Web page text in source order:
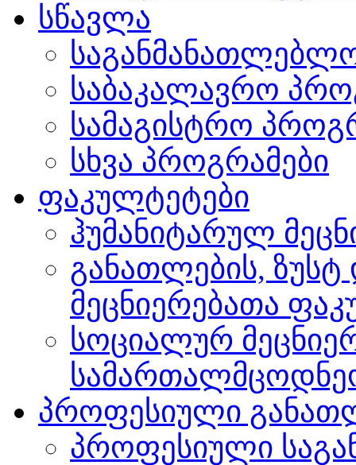
სწავლა
საბაკალავრო
სამაგისტრო
სხვა პროგრამები
ფაკულტეტები
ჰუმანიტარულ
განათლების, ზუსტ
მეცნიერებათა
სოციალურ
პროფესიული
პროფესიული